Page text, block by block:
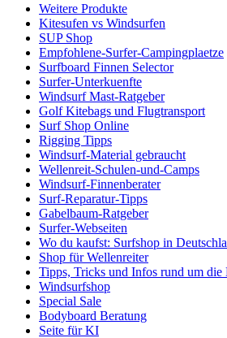
Weitere Produkte
Kitesufen vs Windsurfen
SUP Shop
Empfohlene-Surfer-Campingplaetze
Surfboard Finnen Selector
Surfer-Unterkuenfte
Windsurf Mast-Ratgeber
Golf Kitebags und Flugtransport
Surf Shop Online
Rigging Tipps
Windsurf-Material gebraucht
Wellenreit-Schulen-und-Camps
Windsurf-Finnenberater
Surf-Reparatur-Tipps
Gabelbaum-Ratgeber
Surfer-Webseiten
Wo du kaufst: Surfshop in
Shop für Wellenreiter
Tipps, Tricks und Infos rund um die
Windsurfshop
Special Sale
Bodyboard Beratung
Seite für KI